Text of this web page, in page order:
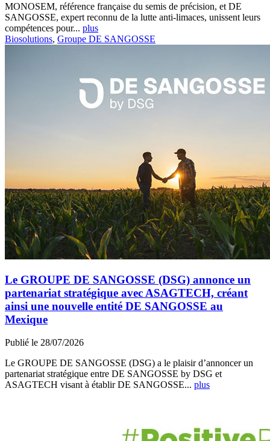
MONOSEM, référence française du semis de précision, et DE
SANGOSSE, expert reconnu de la lutte anti-limaces, unissent leurs
compétences pour... plus
Biosolutions, Groupe DE SANGOSSE
Le GROUPE DE SANGOSSE (DSG) annonce un
partenariat stratégique avec ASAGTECH, créant
ainsi une nouvelle entité DE SANGOSSE au
Mexique
Publié le 28/07/2026
Le GROUPE DE SANGOSSE (DSG) a le plaisir d’annoncer un
partenariat stratégique entre DE SANGOSSE by DSG et
ASAGTECH visant à établir DE SANGOSSE... plus